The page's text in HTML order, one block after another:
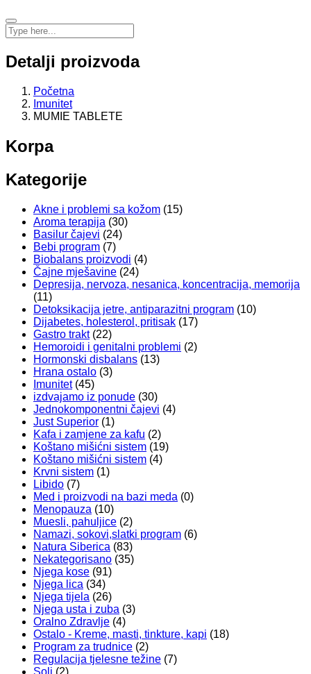
Detalji proizvoda
Početna
Imunitet
MUMIE TABLETE
Korpa
Kategorije
Akne i problemi sa kožom (15)
Aroma terapija (30)
Basilur čajevi (24)
Bebi program (7)
Biobalans proizvodi (4)
Čajne mješavine (24)
Depresija, nervoza, nesanica, koncentracija, memorija
(11)
Detoksikacija jetre, antiparazitni program (10)
Dijabetes, holesterol, pritisak (17)
Gastro trakt (22)
Hemoroidi i genitalni problemi (2)
Hormonski disbalans (13)
Hrana ostalo (3)
Imunitet (45)
izdvajamo iz ponude (30)
Jednokomponentni čajevi (4)
Just Superior (1)
Kafa i zamjene za kafu (2)
Koštano mišićni sistem (19)
Koštano mišićni sistem (4)
Krvni sistem (1)
Libido (7)
Med i proizvodi na bazi meda (0)
Menopauza (10)
Muesli, pahuljice (2)
Namazi, sokovi,slatki program (6)
Natura Siberica (83)
Nekategorisano (35)
Njega kose (91)
Njega lica (34)
Njega tijela (26)
Njega usta i zuba (3)
Oralno Zdravlje (4)
Ostalo - Kreme, masti, tinkture, kapi (18)
Program za trudnice (2)
Regulacija tjelesne težine (7)
Soli (2)